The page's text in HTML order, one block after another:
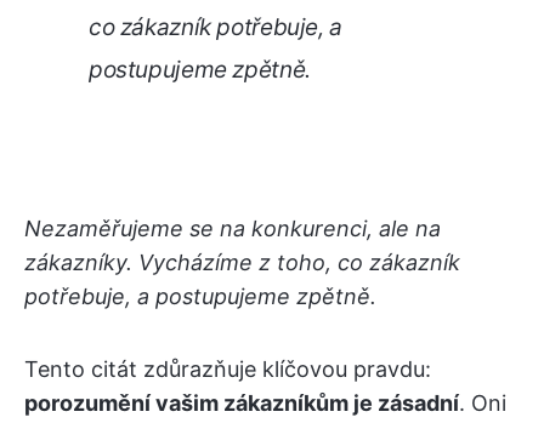
co zákazník potřebuje, a
postupujeme zpětně.
Nezaměřujeme se na konkurenci, ale na
zákazníky. Vycházíme z toho, co zákazník
potřebuje, a postupujeme zpětně.
Tento citát zdůrazňuje klíčovou pravdu:
porozumění vašim zákazníkům je zásadní. Oni